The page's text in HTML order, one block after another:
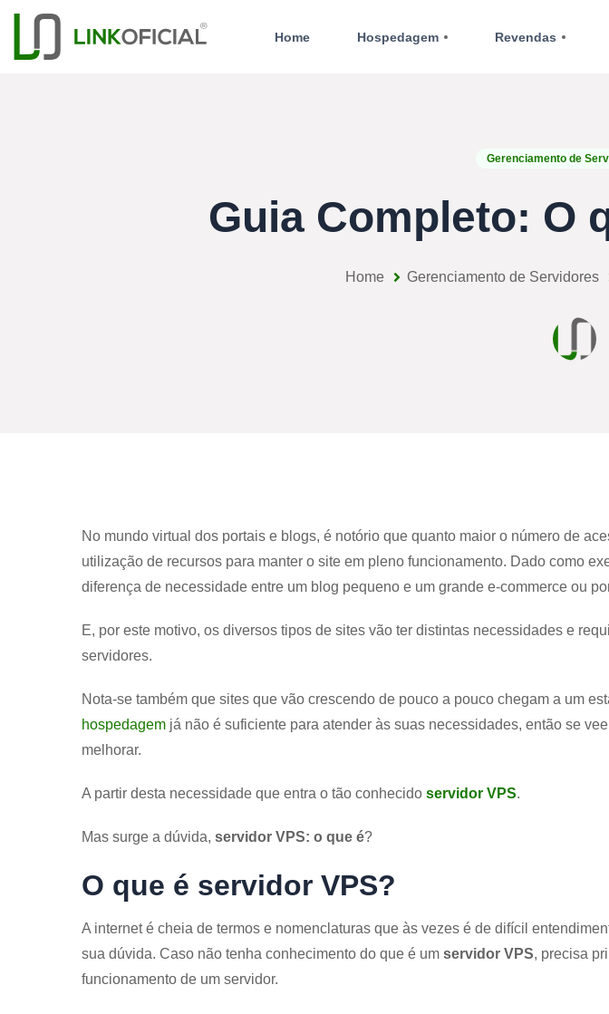
Home Hospedagem Revendas
Gerenciamento de
Guia Completo: O
Home Gerenciamento de Servidores
No mundo virtual dos portais e blogs, é notório que quanto maior o número de
utilização de recursos para manter o site em pleno funcionamento. Dado como
diferença de necessidade entre um blog pequeno e um grande e-commerce ou
E, por este motivo, os diversos tipos de sites vão ter distintas necessidades e
servidores.
Nota-se também que sites que vão crescendo de pouco a pouco chegam a um
hospedagem já não é suficiente para atender às suas necessidades, então se
melhorar.
A partir desta necessidade que entra o tão conhecido servidor VPS.
Mas surge a dúvida, servidor VPS: o que é?
O que é servidor VPS?
A internet é cheia de termos e nomenclaturas que às vezes é de difícil
sua dúvida. Caso não tenha conhecimento do que é um servidor VPS, precisa
funcionamento de um servidor.